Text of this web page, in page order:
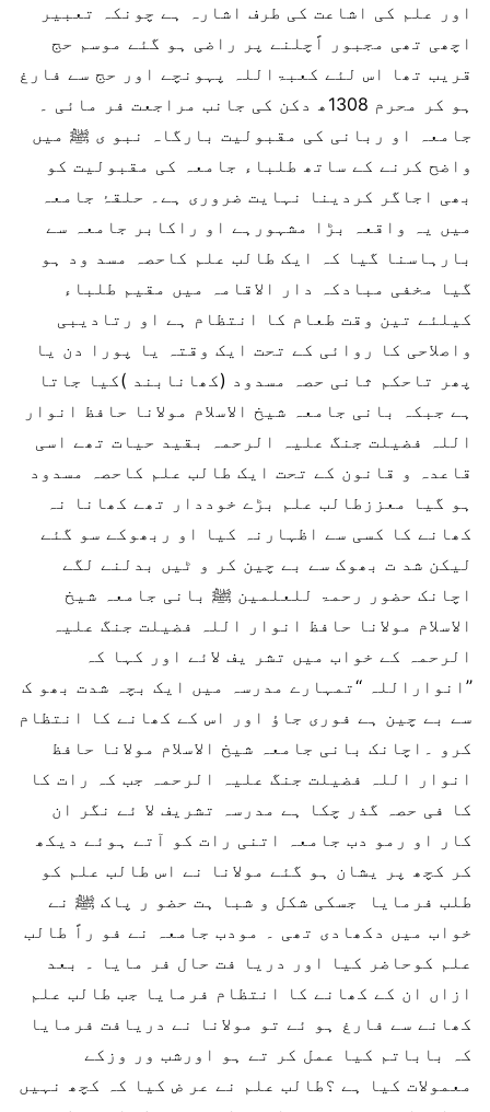
اور علم کی اشاعت کی طرف اشارہ ہے چونکہ تعبیر
اچھی تھی مجبور اًچلنے پر راضی ہو گئے موسم حج
قریب تھا اس لئے کعبۃاللہ پہونچے اور حج سے فارغ
ہو کر محرم 1308ھ دکن کی جانب مراجعت فر مائی ۔
جامعہ او ربانی کی مقبولیت بارگاہ نبو ی ﷺ میں
واضح کرنے کے ساتھ طلباء جامعہ کی مقبولیت کو
بھی اجاگر کردینا نہایت ضروری ہے۔ حلقۂ جامعہ
میں یہ واقعہ بڑا مشہورہے او راکابر جامعہ سے
بارہاسنا گیا کہ ایک طالب علم کاحصہ مسد ود ہو
گیا مخفی مبادکہ دار الاقامہ میں مقیم طلباء
کیلئے تین وقت طعام کا انتظام ہے او رتادیبی
واصلاحی کا روائی کے تحت ایک وقتہ یا پورا دن یا
پھر تاحکم ثانی حصہ مسدود (کھانابند )کیا جاتا
ہے جبکہ بانی جامعہ شیخ الاسلام مولانا حافظ انوار
اللہ فضیلت جنگ علیہ الرحمہ بقید حیات تھے اسی
قاعدہ و قانون کے تحت ایک طالب علم کاحصہ مسدود
ہو گیا معززطالب علم بڑے خوددار تھے کھانا نہ
کھانے کا کسی سے اظہارنہ کیا او ربھوکے سو گئے
لیکن شد ت بھوک سے بے چین کر و ٹیں بدلنے لگے
اچانک حضور رحمۃ للعلمین ﷺ بانی جامعہ شیخ
الاسلام مولانا حافظ انوار اللہ فضیلت جنگ علیہ
الرحمہ کے خواب میں تشر یف لائے اور کہا کہ
’’انواراللہ ‘‘تمہارے مدرسہ میں ایک بچہ شدت بھو ک
سے بے چین ہے فوری جاؤ اور اس کے کھانے کا انتظام
کرو ۔اچانک بانی جامعہ شیخ الاسلام مولانا حافظ
انوار اللہ فضیلت جنگ علیہ الرحمہ جب کہ رات کا
کا فی حصہ گذر چکا ہے مدرسہ تشریف لا ئے نگر ان
کار او رمو دب جامعہ اتنی رات کو آتے ہوئے دیکھ
کر کچھ پر یشان ہو گئے مولانا نے اس طالب علم کو
طلب فرمایا جسکی شکل و شبا ہت حضو ر پاک ﷺ نے
خواب میں دکھادی تھی ۔ مودب جامعہ نے فو راً طالب
علم کوحاضر کیا اور دریا فت حال فر مایا ۔ بعد
ازاں ان کے کھانے کا انتظام فرمایا جب طالب علم
کھانے سے فارغ ہو ئے تو مولانا نے دریافت فرمایا
کہ باباتم کیا عمل کر تے ہو اورشب ور وزکے
معمولات کیا ہے ؟طالب علم نے عر ض کیا کہ کچھ نہیں